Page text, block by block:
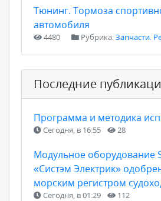
Тюнинг. Тормоза
автомобиля
4480 Рубрика:Запчасти.
Последние
Программа и методика
Сегодня, в 16:55 28
Модульное оборудование
«Систэм Электрик»
морским регистром
Сегодня, в 01:29 112